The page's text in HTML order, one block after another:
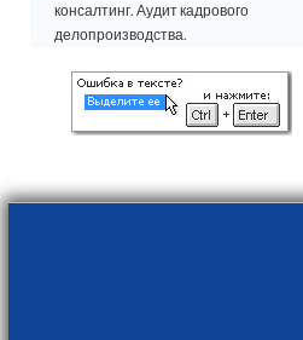
консалтинг. Аудит кадрового
делопроизводства.